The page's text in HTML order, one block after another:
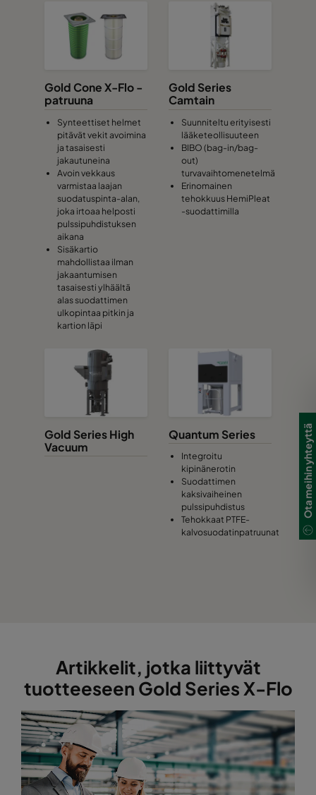
Gold Cone X-Flo -
patruuna
Synteettiset helmet
pitävät vekit avoimina
ja tasaisesti
jakautuneina
Avoin vekkaus
varmistaa laajan
suodatuspinta-alan,
joka irtoaa helposti
pulssipuhdistuksen
aikana
Sisäkartio
mahdollistaa ilman
jakaantumisen
tasaisesti ylhäältä
alas suodattimen
ulkopintaa pitkin ja
kartion läpi
Gold Series
Camtain
Suunniteltu erityisesti
lääketeollisuuteen
BIBO (bag-in/bag-
out)
turvavaihtomenetelmä
Erinomainen
tehokkuus HemiPleat
-suodattimilla
Gold Series High
Vacuum
Quantum Series
Integroitu
kipinänerotin
Suodattimen
kaksivaiheinen
pulssipuhdistus
Tehokkaat PTFE-
kalvosuodatinpatruunat
Artikkelit, jotka liittyvät
tuotteeseen Gold Series X-Flo
Ota meihin yhteyttä